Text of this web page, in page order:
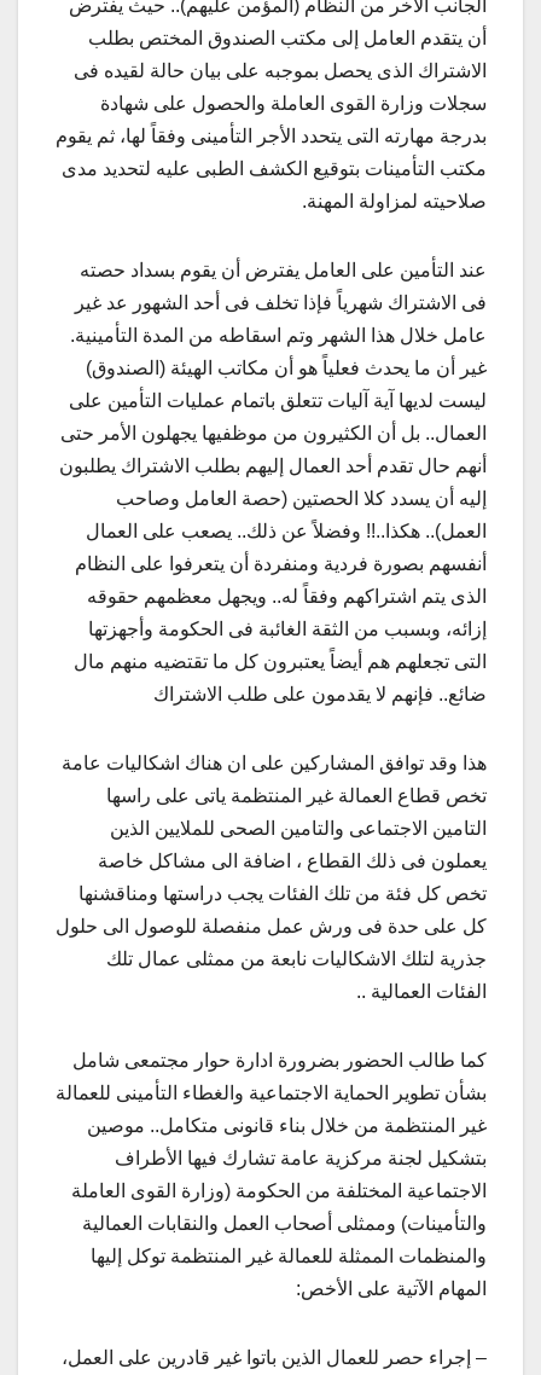
الجانب الآخر من النظام (المؤمن عليهم).. حيث يفترض
أن يتقدم العامل إلى مكتب الصندوق المختص بطلب
الاشتراك الذى يحصل بموجبه على بيان حالة لقيده فى
سجلات وزارة القوى العاملة والحصول على شهادة
بدرجة مهارته التى يتحدد الأجر التأمينى وفقاً لها، ثم يقوم
مكتب التأمينات بتوقيع الكشف الطبى عليه لتحديد مدى
صلاحيته لمزاولة المهنة.
عند التأمين على العامل يفترض أن يقوم بسداد حصته
فى الاشتراك شهرياً فإذا تخلف فى أحد الشهور عد غير
عامل خلال هذا الشهر وتم اسقاطه من المدة التأمينية.
غير أن ما يحدث فعلياً هو أن مكاتب الهيئة (الصندوق)
ليست لديها آية آليات تتعلق باتمام عمليات التأمين على
العمال.. بل أن الكثيرون من موظفيها يجهلون الأمر حتى
أنهم حال تقدم أحد العمال إليهم بطلب الاشتراك يطلبون
إليه أن يسدد كلا الحصتين (حصة العامل وصاحب
العمل).. هكذا..!! وفضلاً عن ذلك.. يصعب على العمال
أنفسهم بصورة فردية ومنفردة أن يتعرفوا على النظام
الذى يتم اشتراكهم وفقاً له.. ويجهل معظمهم حقوقه
إزائه، وبسبب من الثقة الغائبة فى الحكومة وأجهزتها
التى تجعلهم هم أيضاً يعتبرون كل ما تقتضيه منهم مال
ضائع.. فإنهم لا يقدمون على طلب الاشتراك
هذا وقد توافق المشاركين على ان هناك اشكاليات عامة
تخص قطاع العمالة غير المنتظمة ياتى على راسها
التامين الاجتماعى والتامين الصحى للملايين الذين
يعملون فى ذلك القطاع ، اضافة الى مشاكل خاصة
تخص كل فئة من تلك الفئات يجب دراستها ومناقشنها
كل على حدة فى ورش عمل منفصلة للوصول الى حلول
جذرية لتلك الاشكاليات نابعة من ممثلى عمال تلك
الفئات العمالية ..
كما طالب الحضور بضرورة ادارة حوار مجتمعى شامل
بشأن تطوير الحماية الاجتماعية والغطاء التأمينى للعمالة
غير المنتظمة من خلال بناء قانونى متكامل.. موصين
بتشكيل لجنة مركزية عامة تشارك فيها الأطراف
الاجتماعية المختلفة من الحكومة (وزارة القوى العاملة
والتأمينات) وممثلى أصحاب العمل والنقابات العمالية
والمنظمات الممثلة للعمالة غير المنتظمة توكل إليها
المهام الآتية على الأخص:
– إجراء حصر للعمال الذين باتوا غير قادرين على العمل،